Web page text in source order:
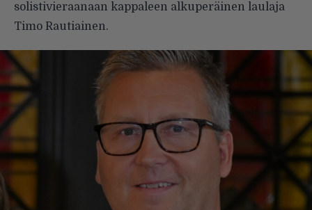
solistivieraanaan kappaleen alkuperäinen laulaja
Timo Rautiainen.